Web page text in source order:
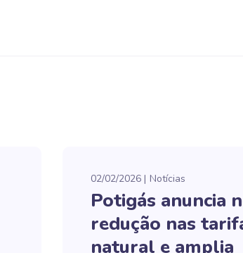
02/02/2026 Notícias
Potigás anuncia
redução nas
natural e amplia